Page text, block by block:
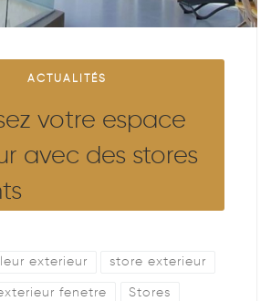
ACTUALITÉS
votre espace
avec des stores
exterieur store exterieur
fenetre Stores